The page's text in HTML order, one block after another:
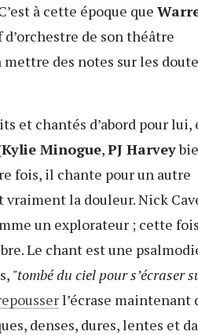
à cette époque que
de son théâtre
des notes sur les
et chantés d’abord pour lui,
Kylie Minogue,PJ Harvey
fois, il chante pour un autre
vraiment la douleur. Nick
un explorateur ; cette
Le chant est une
"tombé du ciel pour s’écraser
l’écrase maintenant
denses, dures, lentes et